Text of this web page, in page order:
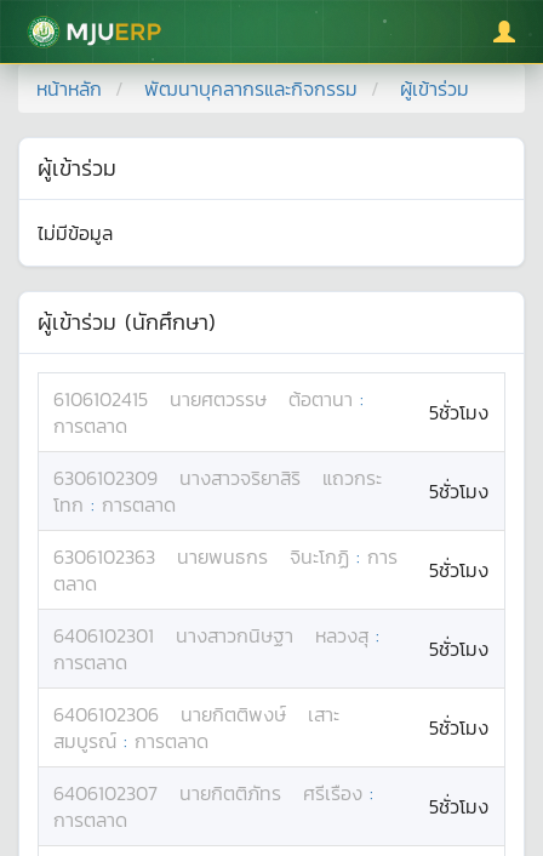
มหาวิทยาลัยแม่โจ้
หน้าหลัก พัฒนาบุคลากรและกิจกรรม ผู้เข้าร่วม
ผู้เข้าร่วม
ไม่มีข้อมูล
ผู้เข้าร่วม (นักศึกษา)
6106102415 นายศตวรรษ ต้อตานา :
การตลาด
5ชั่วโมง
6306102309 นางสาวจริยาสิริ
แถวกระ
โทก : การตลาด 5ชั่วโมง
6306102363 นายพนธกร จินะโกฏิ : การ
ตลาด
5ชั่วโมง
6406102301 นางสาวกนิษฐา หลวงสุ :
การตลาด
5ชั่วโมง
6406102306 นายกิตติพงษ์
เสาะ
สมบูรณ์ : การตลาด 5ชั่วโมง
6406102307 นายกิตติภัทร ศรีเรือง :
การตลาด
5ชั่วโมง